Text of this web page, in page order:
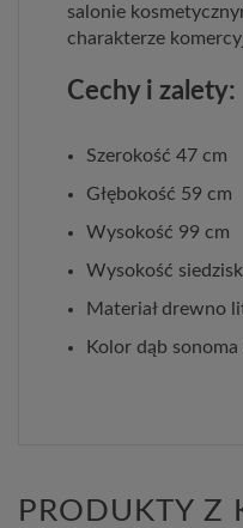
salonie
charakterze
Cechy i zalety:
Szerokość 47 cm
Głębokość 59 cm
Wysokość 99 cm
Wysokość
Materiał drewno
Kolor dąb
PRODUKTY Z